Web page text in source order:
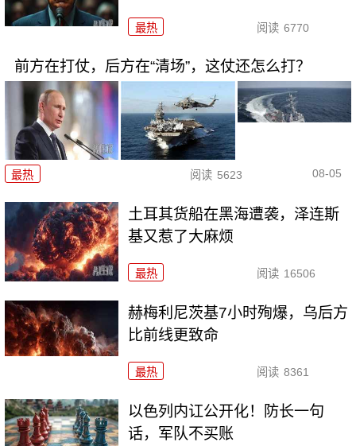
最热 阅读 6770
前方在打仗，后方在“清场”，这仗还怎么打？
最热 阅读 5623 08-05
土耳其货船在黑海遭袭，泽连斯
基又惹了大麻烦
最热 阅读 16506
赫梅利尼茨基7小时殉爆，乌后方
比前线更致命
最热 阅读 8361
以色列内讧公开化！防长一句
话，军队不买账